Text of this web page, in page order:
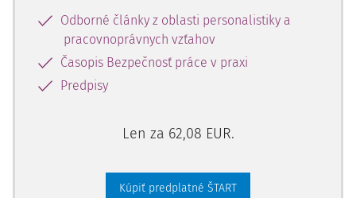
Odborné články z oblasti personalistiky a
pracovnoprávnych vzťahov
Časopis Bezpečnosť práce v praxi
Predpisy
Len za 62,08 EUR.
Kúpiť predplatné ŠTART